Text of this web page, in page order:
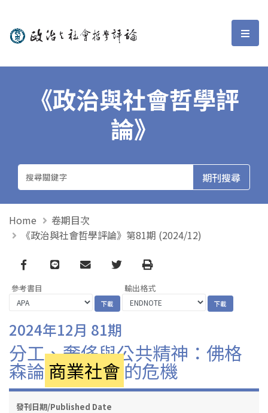
政治與社會哲學評論 選
《政治與社會哲學評
論》
Home
卷期目次
《政治與社會哲學評論》第81期 (2024/12)
Facebook
line email TwitterPrint
參考書目 輸出格式
2024年12月 81期
分工、奢侈與公共精神：佛格
森論商業社會 的危機
發刊日期/Published Date